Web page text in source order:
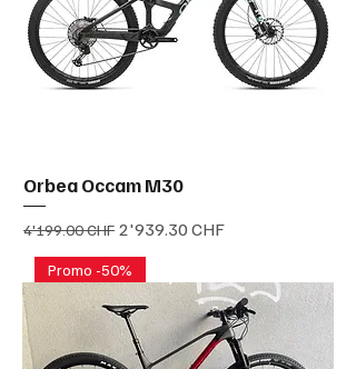
Orbea Occam M30
Prix original
4'199.00 CHF Prix promotionnel
2'939.30 CHF
Promo -50%